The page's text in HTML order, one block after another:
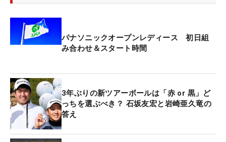
パナソニックオープンレディース 初日組
み合わせ＆スタート時間
3年ぶりの新ツアーボールは「赤 or 黒」ど
っちを選ぶべき？ 石坂友宏と岩崎亜久竜の
答え